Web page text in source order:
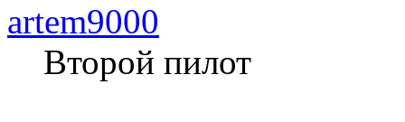
artem9000
Второй пилот